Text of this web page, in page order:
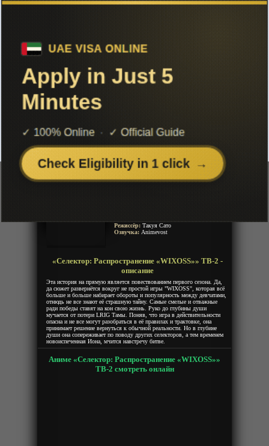
Чтобы не терять с нами связь,
подписывайся на наш
«Селектор: Распространение
Добавленно: 04 октября 2018 | Серии: [12 из 12]
Selector Spread Wixoss
Распространение Селекторов
WIXOSS
Режиссёр: Такуя Сато
Озвучка: Animevost
«Селектор: Распространение «WIXOSS»» ТВ-2 -
описание
Эта история на прямую является повествованием первого сезона. Да,
да сюжет развернётся вокруг не простой игры "WIXOSS", которая всё
больше и больше набирает обороты и популярность между девчатами,
отнюдь не все знают её страшную тайну. Самые смелые и отважные
ради победы ставят на кон свою жизнь. Руко до глубины души
мучается от потери LRIG Тамы. Поняв, что игра в действительности
опасна и не все могут разобраться в её правилах и трактовке, она
принимает решение вернуться к обычной реальности. Но в глубине
души она сопереживает по поводу других селекторов, а тем временем
новоиспеченная Иона, мчится навстречу битве.
Аниме «Селектор: Распространение «WIXOSS»»
ТВ-2 смотреть онлайн